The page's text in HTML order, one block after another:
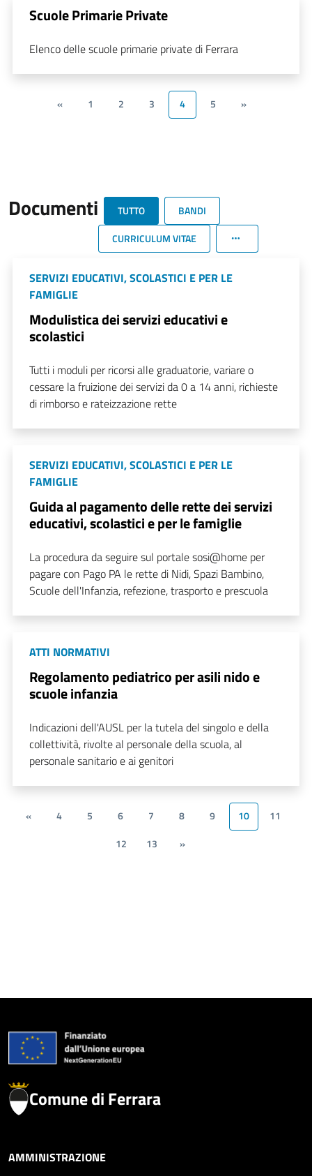
Scuole Primarie Private
Elenco delle scuole primarie private di Ferrara
« 1 2 3 4 5 »
Documenti TUTTO
BANDI
CURRICULUM VITAE
SERVIZI EDUCATIVI, SCOLASTICI E PER LE
FAMIGLIE
Modulistica dei servizi educativi e
scolastici
Tutti i moduli per ricorsi alle graduatorie, variare o
cessare la fruizione dei servizi da 0 a 14 anni, richieste
di rimborso e rateizzazione rette
SERVIZI EDUCATIVI, SCOLASTICI E PER LE
FAMIGLIE
Guida al pagamento delle rette dei servizi
educativi, scolastici e per le famiglie
La procedura da seguire sul portale sosi@home per
pagare con Pago PA le rette di Nidi, Spazi Bambino,
Scuole dell'Infanzia, refezione, trasporto e prescuola
ATTI NORMATIVI
Regolamento pediatrico per asili nido e
scuole infanzia
Indicazioni dell'AUSL per la tutela del singolo e della
collettività, rivolte al personale della scuola, al
personale sanitario e ai genitori
« 4 5 6 7 8 9 10
11
12
13 »
Comune di Ferrara
AMMINISTRAZIONE